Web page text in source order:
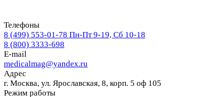
Телефоны
8 (499) 553-01-78 Пн-Пт 9-19, Сб 10-18
8 (800) 3333-698
E-mail
medicalmag@yandex.ru
Адрес
г. Москва, ул. Ярославская, 8, корп. 5 оф 105
Режим работы